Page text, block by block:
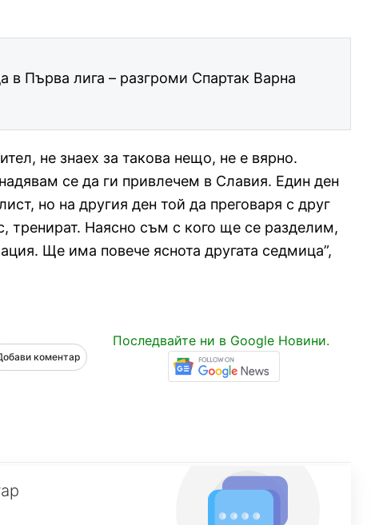
в Първа лига – разгроми Спартак Варна
не знаех за такова нещо, не е вярно.
се да ги привлечем в Славия. Един ден
но на другия ден той да преговаря с друг
тренират. Наясно съм с кого ще се разделим,
Ще има повече яснота другата седмица”,
коментар
Последвайте ни в Google Новини.